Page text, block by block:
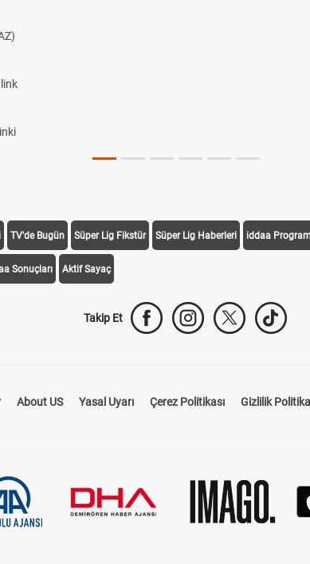
TV'de Bugün Süper Lig Fikstür Süper Lig Haberleri iddaa
Sonuçları Aktif Sayaç
Takip Et
About US Yasal Uyarı Çerez Politikası Gizlilik